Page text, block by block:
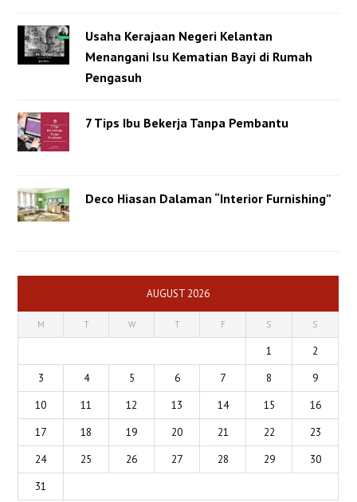
Usaha Kerajaan Negeri Kelantan
Menangani Isu Kematian Bayi di Rumah
Pengasuh
7 Tips Ibu Bekerja Tanpa Pembantu
Deco Hiasan Dalaman “Interior Furnishing”
AUGUST 2026
M T W T F S S
1
2
3
4 5 6 7 8
9
10
11 12 13 14 15
16
17
18 19 20 21 22
23
24
25 26 27 28 29
30
31